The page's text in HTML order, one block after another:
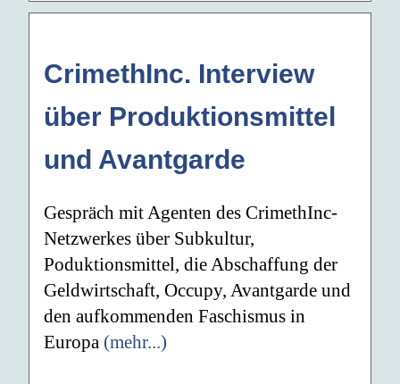
CrimethInc. Interview
über Produktionsmittel
und Avantgarde
Gespräch mit Agenten des CrimethInc-
Netzwerkes über Subkultur,
Poduktionsmittel, die Abschaffung der
Geldwirtschaft, Occupy, Avantgarde und
den aufkommenden Faschismus in
Europa (mehr...)